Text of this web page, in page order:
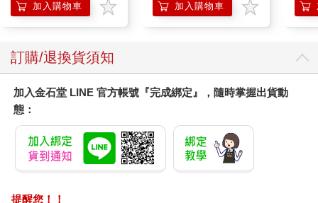
加入購物車 加入購物車
訂購/退換貨須知
加入金石堂 LINE 官方帳號『完成綁定』，隨時掌握出貨動
態：
提醒您！！